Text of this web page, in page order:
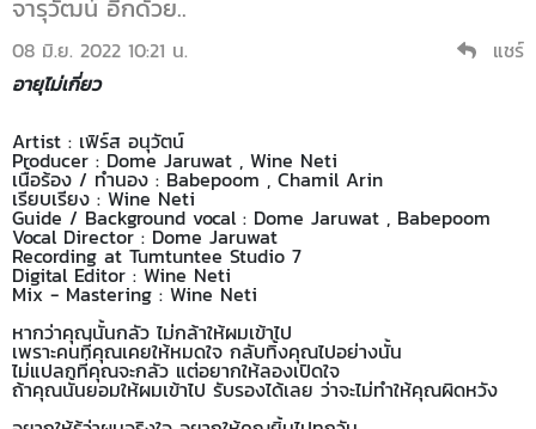
จารุวัฒน์ อีกด้วย..
08 มิ.ย. 2022 10:21 น.
แชร์
อายุไม่เกี่ยว
Artist : เฟิร์ส อนุวัตน์
Producer : Dome Jaruwat , Wine Neti
เนื้อร้อง / ทำนอง : Babepoom , Chamil Arin
เรียบเรียง : Wine Neti
Guide / Background vocal : Dome Jaruwat , Babepoom
Vocal Director : Dome Jaruwat
Recording at Tumtuntee Studio 7
Digital Editor : Wine Neti
Mix - Mastering : Wine Neti
หากว่าคุณนั้นกลัว ไม่กล้าให้ผมเข้าไป
เพราะคนที่คุณเคยให้หมดใจ กลับทิ้งคุณไปอย่างนั้น
ไม่แปลกที่คุณจะกลัว แต่อยากให้ลองเปิดใจ
ถ้าคุณนั้นยอมให้ผมเข้าไป รับรองได้เลย ว่าจะไม่ทำให้คุณผิดหวัง